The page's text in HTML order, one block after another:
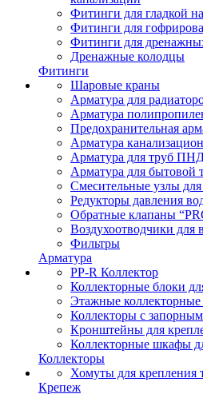
Фитинги для гладкой
Фитинги для
Фитинги для
Дренажные колодцы
Фитинги
Шаровые краны
Арматура для
Арматура
Предохранительная
Арматура
Арматура для труб
Арматура для бытовой
Смесительные узлы для
Редукторы давления
Обратные клапаны
Воздухоотводчики для
Фильтры
Арматура
PP-R Коллектор
Коллекторные блоки
Этажные коллекторные
Коллекторы с
Кронштейны для
Коллекторные шкафы
Коллекторы
Хомуты для крепления
Крепеж